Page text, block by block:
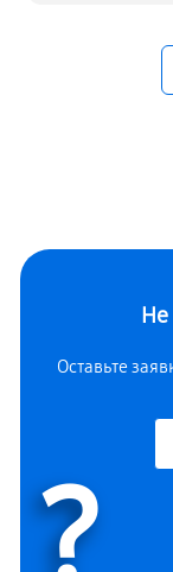
Не
Оставьте
?